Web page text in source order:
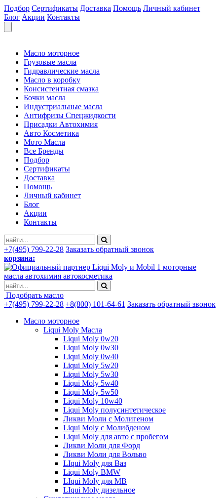
Подбор Сертификаты Доставка Помощь Личный кабинет
Блог Акции Контакты
Масло моторное
Грузовые масла
Гидравлические масла
Масло в коробку
Консистентная смазка
Бочки масла
Индустриальные масла
Антифризы Спецжидкости
Присадки Автохимия
Авто Косметика
Мото Масла
Все Бренды
Подбор
Сертификаты
Доставка
Помощь
Личный кабинет
Блог
Акции
Контакты
+7(495) 799-22-28 Заказать обратный звонок
корзина:
моторные
масла автохимия автокосметика
Подобрать масло
+7(495) 799-22-28 +8(800) 101-64-61 Заказать обратный звонок
Масло моторное
Liqui Moly Масла
Liqui Moly 0w20
Liqui Moly 0w30
Liqui Moly 0w40
Liqui Moly 5w20
Liqui Moly 5w30
Liqui Moly 5w40
Liqui Moly 5w50
Liqui Moly 10w40
Liqui Moly полусинтетическое
Ликви Моли с Молигеном
Liqui Moly с Молибденом
Liqui Moly для авто с пробегом
Ликви Моли для Форд
Ликви Моли для Вольво
LIqui Moly для Ваз
Liqui Moly BMW
LIqui Moly для MB
LIqui Moly дизельное